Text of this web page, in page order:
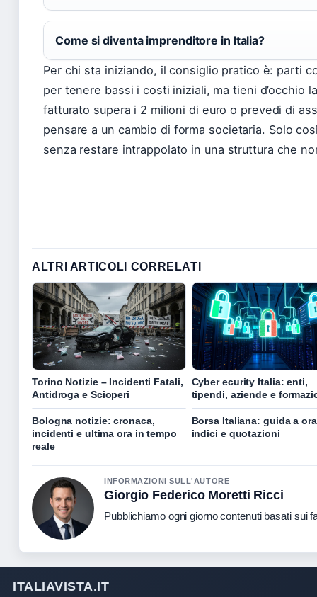
Come si diventa imprenditore in Italia?
Per chi sta iniziando, il consiglio pratico è: parti
per tenere bassi i costi iniziali, ma tieni d’occhio
fatturato supera i 2 milioni di euro o prevedi di
pensare a un cambio di forma societaria. Solo
senza restare intrappolato in una struttura che
ALTRI ARTICOLI CORRELATI
Torino Notizie – Incidenti Fatali,
Antidroga e Scioperi
Cyber ecurity Italia: enti,
tipendi, aziende e
Bologna notizie: cronaca,
incidenti e ultima ora in tempo
reale
Borsa Italiana: guida a
indici e quotazioni
INFORMAZIONI SULL'AUTORE
Giorgio Federico Moretti Ricci
Pubblichiamo ogni giorno contenuti basati sui
ITALIAVISTA.IT